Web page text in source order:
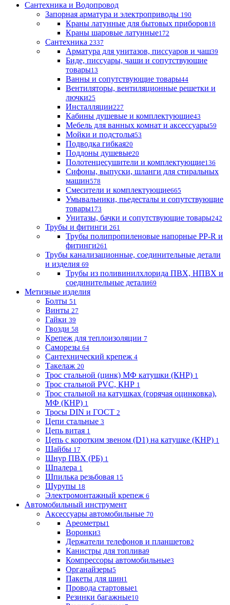
Сантехника и Водопровод
Запорная арматура и электроприводы 190
Краны латунные для бытовых приборов18
Краны шаровые латунные172
Сантехника 2337
Арматура для унитазов, писсуаров и чаш39
Биде, писсуары, чаши и сопутствующие
товары13
Ванны и сопутствующие товары44
Вентиляторы, вентиляционные решетки и
лючки25
Инсталляции227
Кабины душевые и комплектующие43
Мебель для ванных комнат и аксессуары59
Мойки и подстолья53
Подводка гибкая20
Поддоны душевые20
Полотенцесушители и комплектующие136
Сифоны, выпуски, шланги для стиральных
машин578
Смесители и комплектующие665
Умывальники, пьедесталы и сопутствующие
товары173
Унитазы, бачки и сопутствующие товары242
Трубы и фитинги 261
Трубы полипропиленовые напорные PP-R и
фитинги261
Трубы канализационные, соединительные детали
и изделия 69
Трубы из поливинилхлорида ПВХ, НПВХ и
соединительные детали69
Метизные изделия
Болты 51
Винты 27
Гайки 39
Гвозди 58
Крепеж для теплоизоляции 7
Саморезы 64
Сантехнический крепеж 4
Такелаж 20
Трос стальной (цинк) МФ катушки (КНР) 1
Трос стальной PVC, КНР 1
Трос стальной на катушках (горячая оцинковка),
МФ (КНР) 1
Тросы DIN и ГОСТ 2
Цепи стальные 3
Цепь витая 1
Цепь с коротким звеном (D1) на катушке (КНР) 1
Шайбы 17
Шнур ПВХ (РБ) 1
Шпалера 1
Шпилька резьбовая 15
Шурупы 18
Электромонтажный крепеж 6
Автомобильный инструмент
Аксессуары автомобильные 70
Ареометры1
Воронки3
Держатели телефонов и планшетов2
Канистры для топлива9
Компрессоры автомобильные3
Органайзеры5
Пакеты для шин1
Провода стартовые1
Резинки багажные10